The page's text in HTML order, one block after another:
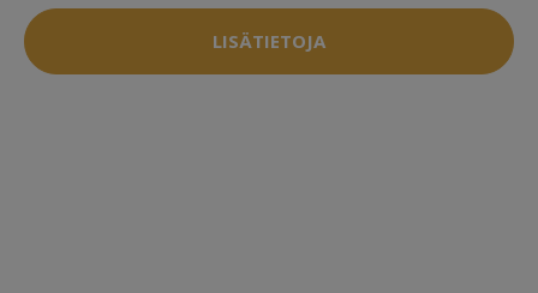
LISÄTIETOJA